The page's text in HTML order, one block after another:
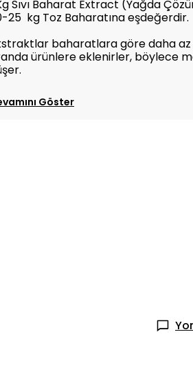
Sıvı Baharat Extract (Yağda
25 kg Toz Baharatına eşdeğerdir.
baharatlara göre daha az
ürünlere eklenirler, böylece
Göster